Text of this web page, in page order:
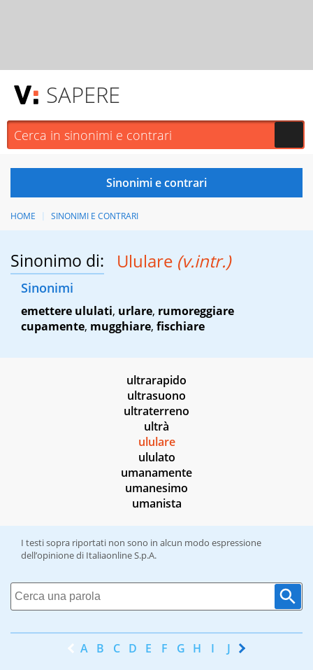
SAPERE
HOME SINONIMI E CONTRARI
Sinonimo di: Ululare (v.intr.)
Sinonimi
emettere ululati, urlare, rumoreggiare
cupamente, mugghiare, fischiare
ultrarapido
ultrasuono
ultraterreno
ultrà
ululare
ululato
umanamente
umanesimo
umanista
I testi sopra riportati non sono in alcun modo espressione
dell’opinione di Italiaonline S.p.A.
A B C D E F G H I J K